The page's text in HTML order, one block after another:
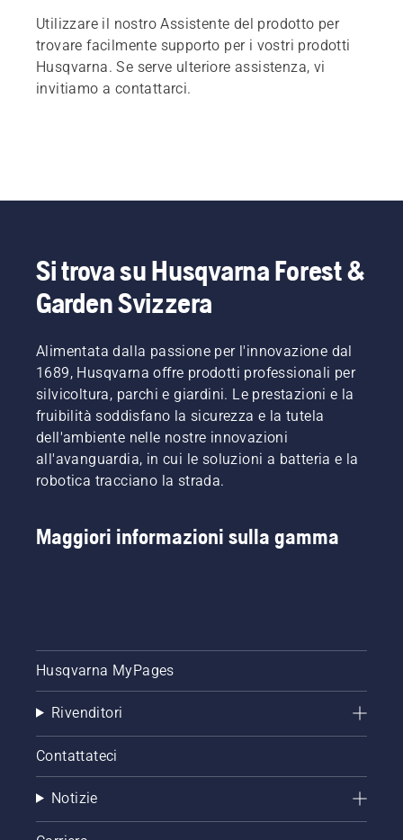
Utilizzare il nostro Assistente del prodotto per
trovare facilmente supporto per i vostri prodotti
Husqvarna. Se serve ulteriore assistenza, vi
invitiamo a contattarci.
Si trova su Husqvarna Forest &
Garden Svizzera
Alimentata dalla passione per l'innovazione dal
1689, Husqvarna offre prodotti professionali per
silvicoltura, parchi e giardini. Le prestazioni e la
fruibilità soddisfano la sicurezza e la tutela
dell'ambiente nelle nostre innovazioni
all'avanguardia, in cui le soluzioni a batteria e la
robotica tracciano la strada.
Maggiori informazioni sulla gamma
Husqvarna MyPages
Rivenditori
Contattateci
Notizie